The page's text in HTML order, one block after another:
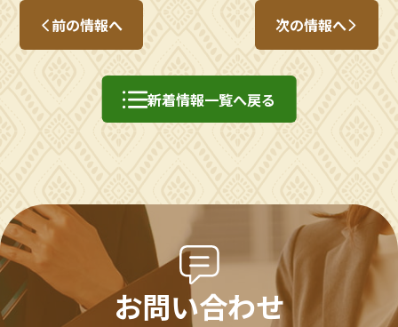
前の情報へ
新着情報一覧へ戻る
次の情報へ
お問い合わせ